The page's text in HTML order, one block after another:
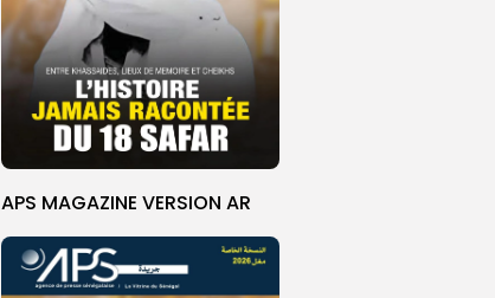
APS MAGAZINE VERSION AR